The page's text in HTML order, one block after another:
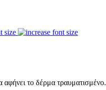
size
αφήνει το δέρμα τραυματισμένο.